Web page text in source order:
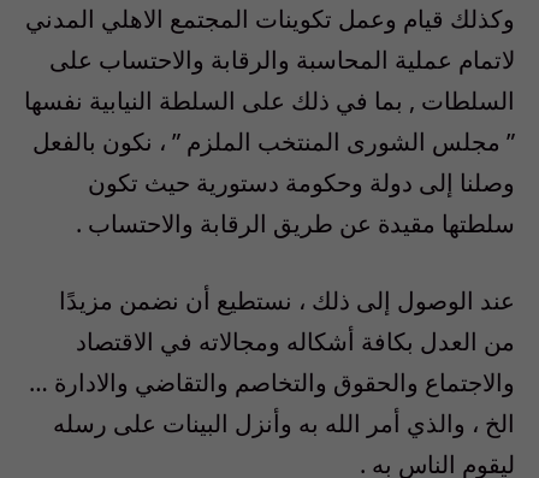
وكذلك قيام وعمل تكوينات المجتمع الاهلي المدني
لاتمام عملية المحاسبة والرقابة والاحتساب على
السلطات , بما في ذلك على السلطة النيابية نفسها
” مجلس الشورى المنتخب الملزم ” ، نكون بالفعل
وصلنا إلى دولة وحكومة دستورية حيث تكون
سلطتها مقيدة عن طريق الرقابة والاحتساب .
عند الوصول إلى ذلك ، نستطيع أن نضمن مزيدًا
من العدل بكافة أشكاله ومجالاته في الاقتصاد
والاجتماع والحقوق والتخاصم والتقاضي والادارة …
الخ ، والذي أمر الله به وأنزل البينات على رسله
ليقوم الناس به .